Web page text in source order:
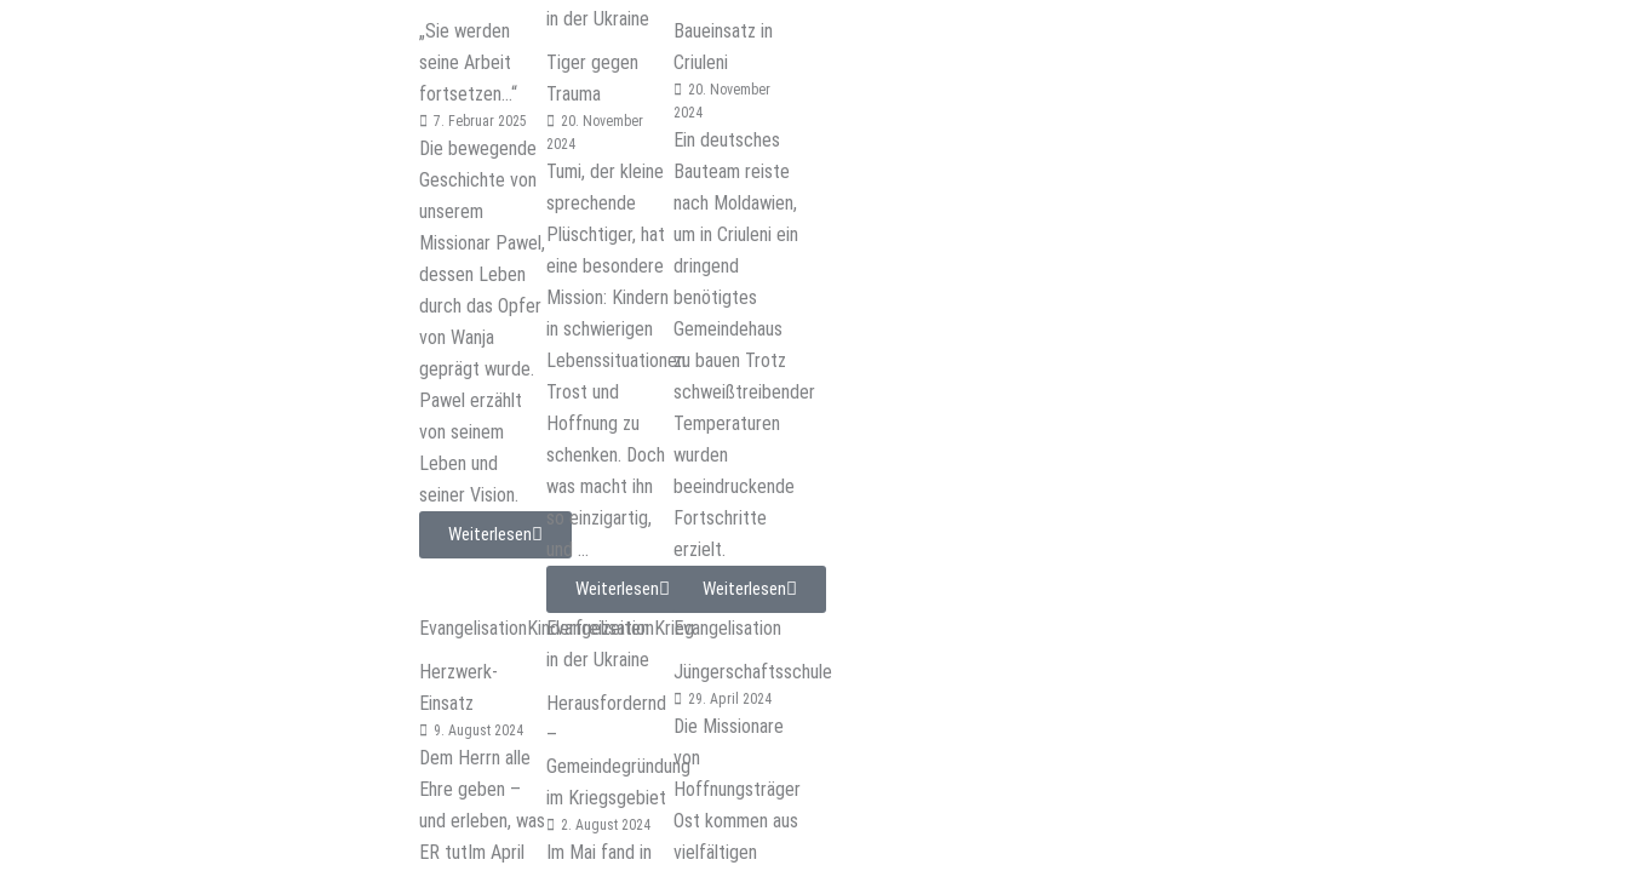
„Sie werden
seine Arbeit
fortsetzen…“
7. Februar 2025
Die bewegende
Geschichte von
unserem
Missionar Pawel,
dessen Leben
durch das Opfer
von Wanja
geprägt wurde.
Pawel erzählt
von seinem
Leben und
seiner Vision.
Weiterlesen
in der Ukraine
Tiger gegen
Trauma
20. November
2024
Tumi, der kleine
sprechende
Plüschtiger, hat
eine besondere
Mission: Kindern
in schwierigen
Lebenssituationen
Trost und
Hoffnung zu
schenken. Doch
was macht ihn
so einzigartig,
und ...
Weiterlesen
Baueinsatz in
Criuleni
20. November
2024
Ein deutsches
Bauteam reiste
nach Moldawien,
um in Criuleni ein
dringend
benötigtes
Gemeindehaus
zu bauen Trotz
schweißtreibender
Temperaturen
wurden
beeindruckende
Fortschritte
erzielt.
Weiterlesen
EvangelisationKinderfreizeiten
Herzwerk-
Einsatz
9. August 2024
Dem Herrn alle
Ehre geben –
und erleben, was
ER tutIm April
EvangelisationKrieg
in der Ukraine
Herausfordernd
–
Gemeindegründung
im Kriegsgebiet
2. August 2024
Im Mai fand in
Evangelisation
Jüngerschaftsschule
29. April 2024
Die Missionare
von
Hoffnungsträger
Ost kommen aus
vielfältigen